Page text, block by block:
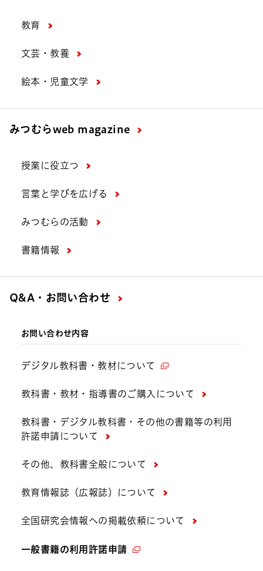
教育
文芸・教養
絵本・児童文学
みつむらweb magazine
授業に役立つ
言葉と学びを広げる
みつむらの活動
書籍情報
Q&A・お問い合わせ
お問い合わせ内容
デジタル教科書・教材について
教科書・教材・指導書のご購入について
教科書・デジタル教科書・その他の書籍等の利用
許諾申請について
その他、教科書全般について
教育情報誌（広報誌）について
全国研究会情報への掲載依頼について
一般書籍の利用許諾申請